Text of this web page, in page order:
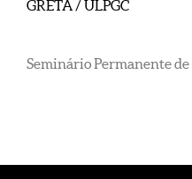
GRETA / ULPGC
Seminário Permanente